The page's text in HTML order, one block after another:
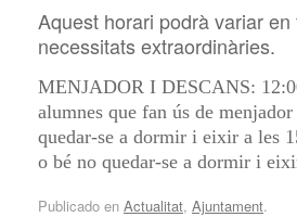
Aquest horari podrà variar
necessitats extraordinàries.
MENJADOR I DESCANS:
alumnes que fan ús de
quedar-se a dormir i eixir a les
o bé no quedar-se a dormir i
Publicado en Actualitat, Ajuntament.